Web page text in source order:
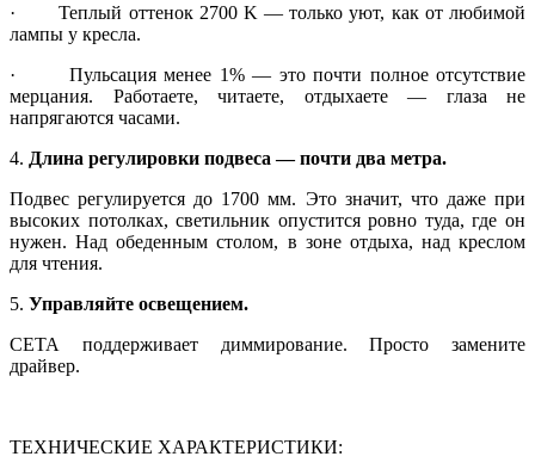
· Теплый оттенок 2700 K — только уют, как от любимой
лампы у кресла.
· Пульсация менее 1% — это почти полное отсутствие
мерцания. Работаете, читаете, отдыхаете — глаза не
напрягаются часами.
4. Длина регулировки подвеса — почти два метра.
Подвес регулируется до 1700 мм. Это значит, что даже при
высоких потолках, светильник опустится ровно туда, где он
нужен. Над обеденным столом, в зоне отдыха, над креслом
для чтения.
5. Управляйте освещением.
СЕТА поддерживает диммирование. Просто замените
драйвер.
ТЕХНИЧЕСКИЕ ХАРАКТЕРИСТИКИ: